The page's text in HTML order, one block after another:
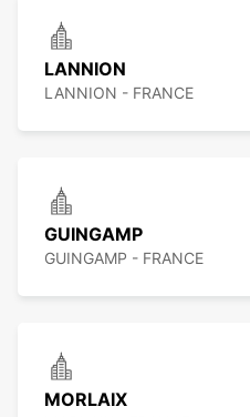
LANNION
LANNION - FRANCE
GUINGAMP
GUINGAMP - FRANCE
MORLAIX